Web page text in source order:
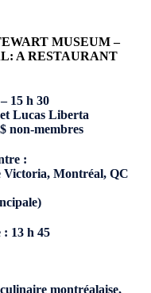
MUSEUM –
A RESTAURANT
15 h 30
Lucas Liberta
non-membres
:
Victoria, Montréal, QC
: 13 h 45
montréalaise,